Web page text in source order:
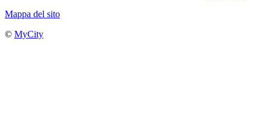
Mappa del sito
© MyCity